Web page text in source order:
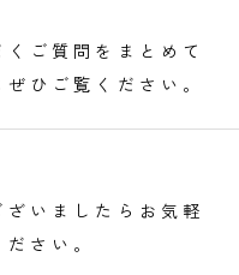
ご質問をまとめて
ひご覧ください。
いましたらお気軽
さい。